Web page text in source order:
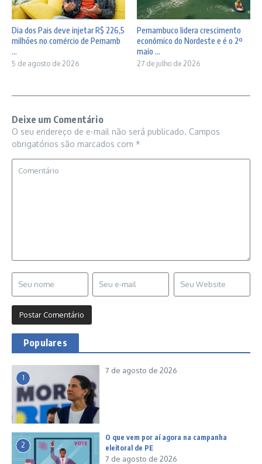
Dia dos Pais deve injetar R$ 226,5
milhões no comércio de Pernamb
...
5 de agosto de 2026
Pernambuco lidera crescimento
econômico do Nordeste e é o 2º
maio ...
27 de julho de 2026
Deixe um Comentário
O seu endereço de e-mail não será publicado. Campos
obrigatórios são marcados com *
Populares
1
7 de agosto de 2026
2
O que vem por aí agora na campanha
eleitoral de PE
7 de agosto de 2026